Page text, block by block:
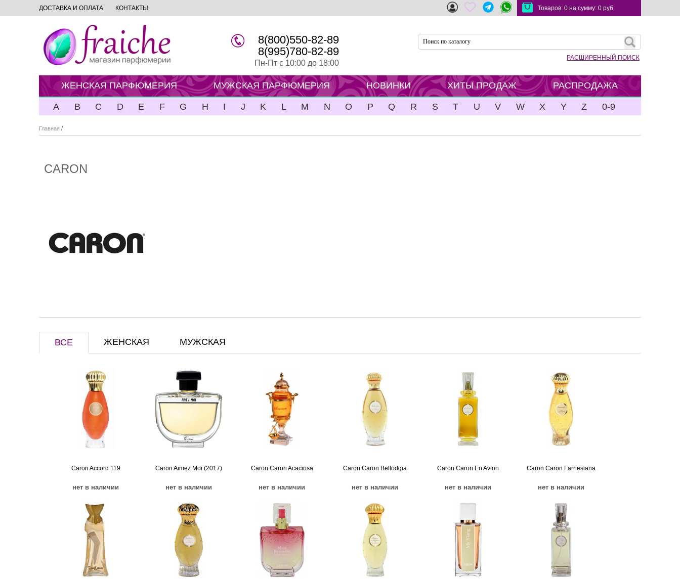
ДОСТАВКА И ОПЛАТА КОНТАКТЫ Товаров: 0 на сумму: 0 руб
8(800)550-82-89
8(995)780-82-89
Пн-Пт с 10:00 до 18:00
РАСШИРЕННЫЙ ПОИСК
ЖЕНСКАЯ ПАРФЮМЕРИЯ МУЖСКАЯ ПАРФЮМЕРИЯ НОВИНКИ ХИТЫ ПРОДАЖ РАСПРОДАЖА
A B C D E F G H I J K L M N O P Q R S T U V W X Y Z 0-9
Главная /
CARON
ВСЕ ЖЕНСКАЯ МУЖСКАЯ
Caron Accord 119
нет в наличии
Caron Aimez Moi (2017)
нет в наличии
Caron Caron Acaciosa
нет в наличии
Caron Caron Bellodgia
нет в наличии
Caron Caron En Avion
нет в наличии
Caron Caron Farnesiana
нет в наличии